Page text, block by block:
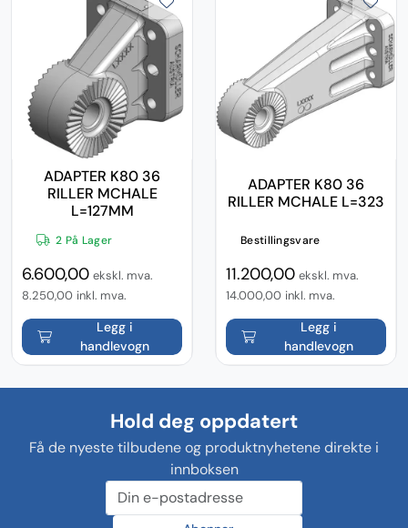
ADAPTER K80 36
RILLER MCHALE
L=127MM
2 På Lager
6.600,00 ekskl. mva.
8.250,00 inkl. mva.
Legg i
handlevogn
ADAPTER K80 36
RILLER MCHALE L=323
Bestillingsvare
11.200,00 ekskl. mva.
14.000,00 inkl. mva.
Legg i
handlevogn
Hold deg oppdatert
Få de nyeste tilbudene og produktnyhetene direkte i
innboksen